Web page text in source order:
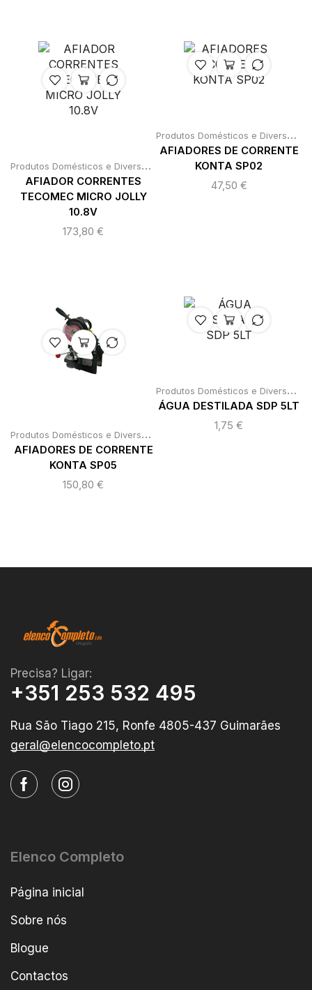
P
rodutos Domésticos e Diversos Produtos para Casa,Roldanas /
AFIADOR CORRENTES
TECOMEC MICRO JOLLY
10.8V
173,80 €
P
rodutos Domésticos e Diversos
AFIADORES DE CORRENTE
KONTA SP02
47,50 €
P
rodutos Domésticos e Diversos Produtos para Casa
AFIADORES DE CORRENTE
KONTA SP05
150,80 €
P
rodutos Domésticos e Diversos
ÁGUA DESTILADA SDP 5LT
1,75 €
Precisa? Ligar:
+351 253 532 495
Rua São Tiago 215, Ronfe 4805-437 Guimarães
geral@elencocompleto.pt
Elenco Completo
Página inicial
Sobre nós
Blogue
Contactos